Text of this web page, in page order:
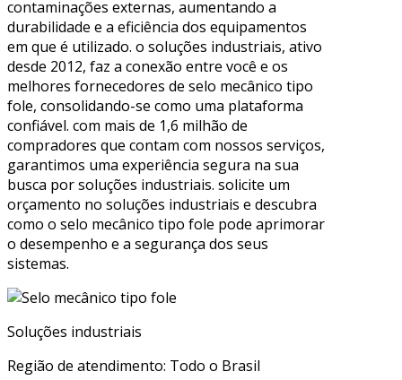
contaminações externas, aumentando a
durabilidade e a eficiência dos equipamentos
em que é utilizado. o soluções industriais, ativo
desde 2012, faz a conexão entre você e os
melhores fornecedores de selo mecânico tipo
fole, consolidando-se como uma plataforma
confiável. com mais de 1,6 milhão de
compradores que contam com nossos serviços,
garantimos uma experiência segura na sua
busca por soluções industriais. solicite um
orçamento no soluções industriais e descubra
como o selo mecânico tipo fole pode aprimorar
o desempenho e a segurança dos seus
sistemas.
Soluções industriais
Região de atendimento: Todo o Brasil